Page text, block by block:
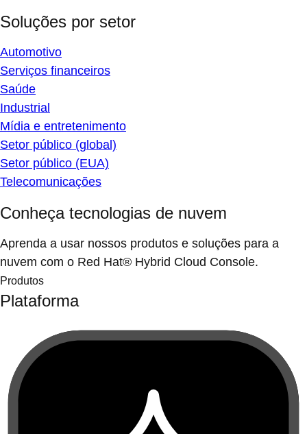
Soluções por setor
Automotivo
Serviços financeiros
Saúde
Industrial
Mídia e entretenimento
Setor público (global)
Setor público (EUA)
Telecomunicações
Conheça tecnologias de nuvem
Aprenda a usar nossos produtos e soluções para a
nuvem com o Red Hat® Hybrid Cloud Console.
Produtos
Plataforma